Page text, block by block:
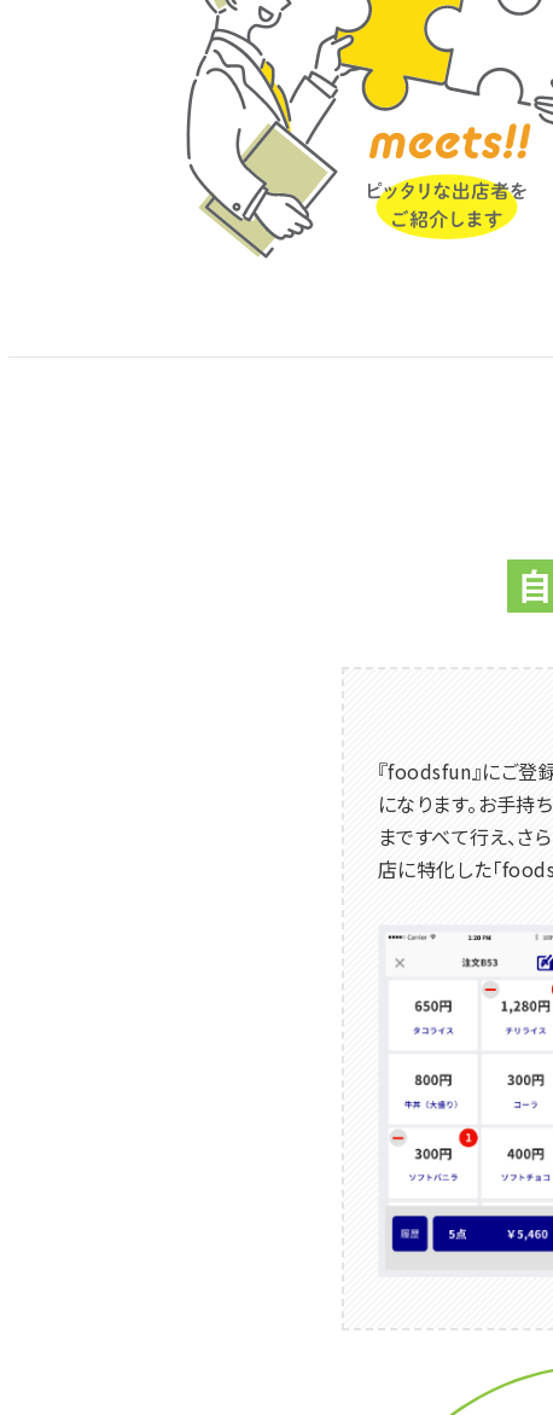
『foodsfun』にご登
になります。お手持
まですべて行え、さ
店に特化した「